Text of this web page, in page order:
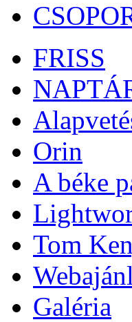
FRISS
Orin
A béke
Tom
Galéria